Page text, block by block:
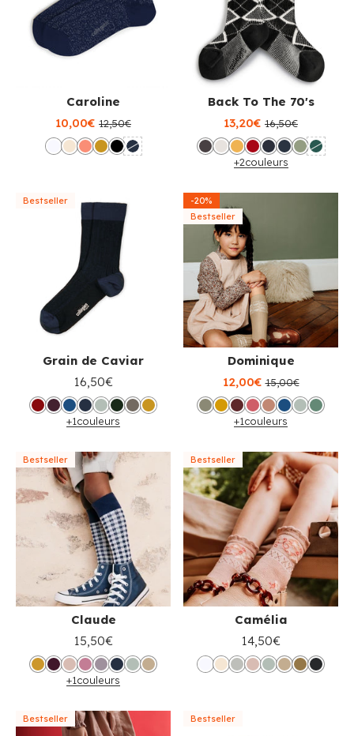
Caroline
10,00€ 12,50€
Back To The 70's
13,20€ 16,50€
+2couleurs
Bestseller
Grain de Caviar
16,50€
+1couleurs
-20%
Bestseller
Dominique
12,00€ 15,00€
+1couleurs
Bestseller
Claude
15,50€
+1couleurs
Bestseller
Camélia
14,50€
Bestseller Bestseller